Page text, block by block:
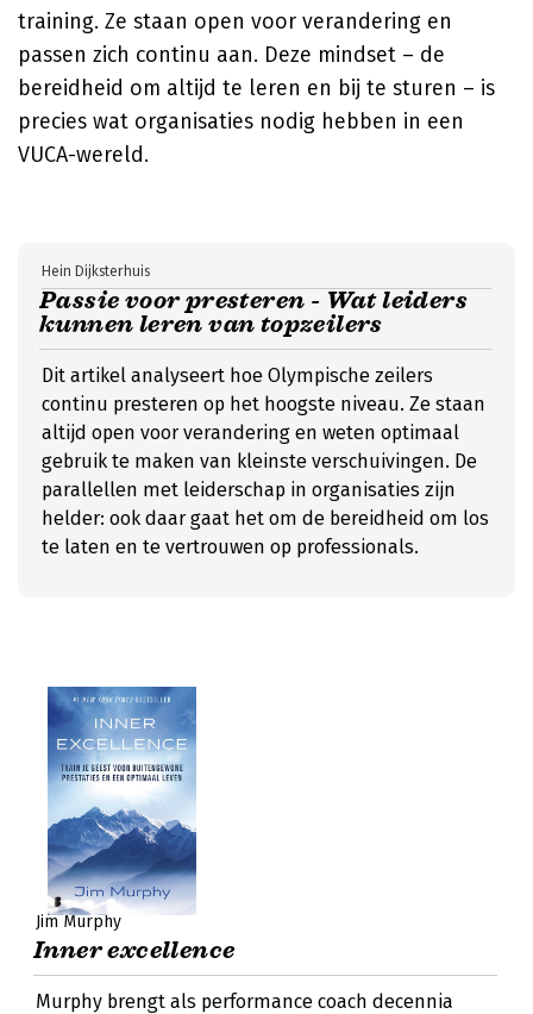
training. Ze staan open voor verandering en
passen zich continu aan. Deze mindset – de
bereidheid om altijd te leren en bij te sturen – is
precies wat organisaties nodig hebben in een
VUCA-wereld.
Passie voor presteren - Wat leiders
kunnen leren van topzeilers
Hein Dijksterhuis
Dit artikel analyseert hoe Olympische zeilers
continu presteren op het hoogste niveau. Ze staan
altijd open voor verandering en weten optimaal
gebruik te maken van kleinste verschuivingen. De
parallellen met leiderschap in organisaties zijn
helder: ook daar gaat het om de bereidheid om los
te laten en te vertrouwen op professionals.
Jim Murphy
Inner excellence
Murphy brengt als performance coach decennia